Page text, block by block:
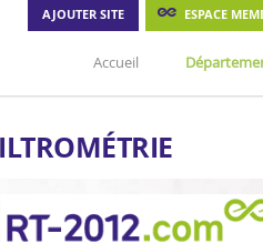
AJOUTER SITE ESPACE
Accueil